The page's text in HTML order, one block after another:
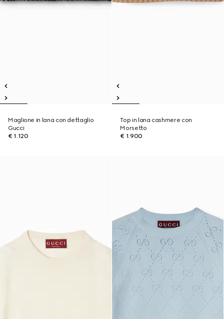
Maglione in lana con dettaglio
Gucci
€ 1.120
Top in lana cashmere con
Morsetto
€ 1.900